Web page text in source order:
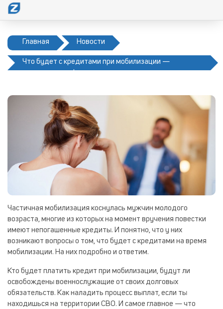
Главная Новости
Что будет с кредитами при мобилизации —
Частичная мобилизация коснулась мужчин молодого
возраста, многие из которых на момент вручения повестки
имеют непогашенные кредиты. И понятно, что у них
возникают вопросы о том, что будет с кредитами на время
мобилизации. На них подробно и ответим.
Кто будет платить кредит при мобилизации, будут ли
освобождены военнослужащие от своих долговых
обязательств. Как наладить процесс выплат, если ты
находишься на территории СВО. И самое главное — что